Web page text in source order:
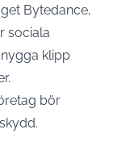
Bytedance,
sociala
klipp
bör